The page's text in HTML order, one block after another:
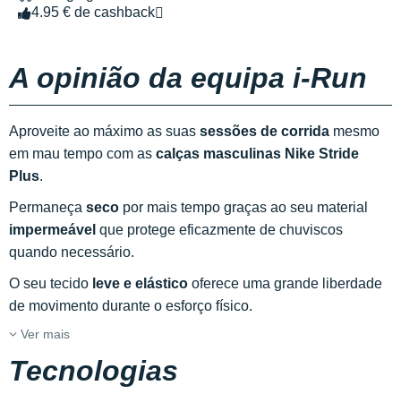
4.95 € de cashback
A opinião da equipa i-Run
Aproveite ao máximo as suas sessões de corrida mesmo
em mau tempo com as calças masculinas Nike Stride
Plus.
Permaneça seco por mais tempo graças ao seu material
impermeável que protege eficazmente de chuviscos
quando necessário.
O seu tecido leve e elástico oferece uma grande liberdade
de movimento durante o esforço físico.
Ver mais
Tecnologias